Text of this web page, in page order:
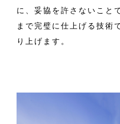
に、妥協を許さないこと
まで完璧に仕上げる技術
り上げます。